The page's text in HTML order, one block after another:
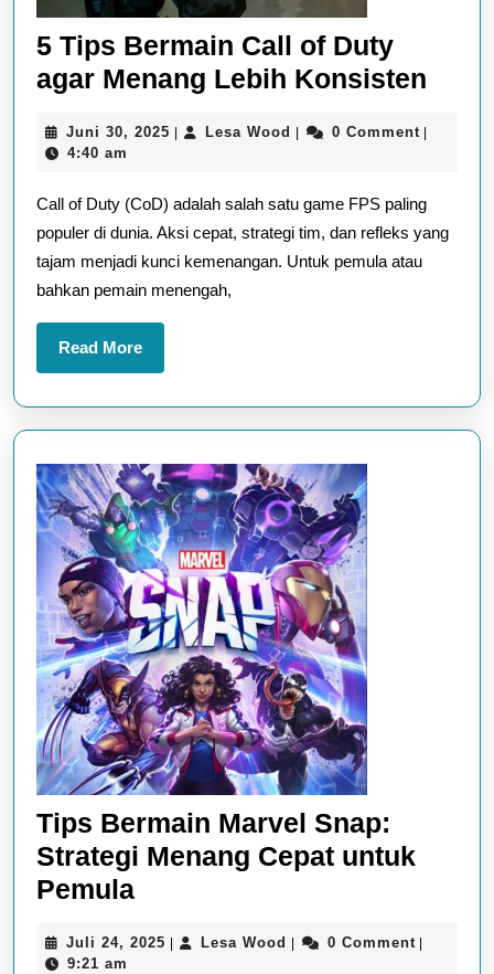
5 Tips Bermain Call of Duty
agar Menang Lebih Konsisten
of
Duty
Juni 30, 2025 Juni
Lesa Wood Lesa 0 Comment
4:40 am
Call of Duty (CoD) adalah salah satu game FPS paling
populer di dunia. Aksi cepat, strategi tim, dan refleks yang
tajam menjadi kunci kemenangan. Untuk pemula atau
bahkan pemain menengah,
Read MoreRead
More
Tips Bermain Marvel Snap:
Strategi Menang Cepat untuk
PemulaTips
Marvel
Juli 24, 2025 Juli
Lesa Wood Lesa 0 Comment
9:21 am